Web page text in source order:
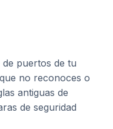
de puertos de tu
no reconoces o
antiguas de
de seguridad